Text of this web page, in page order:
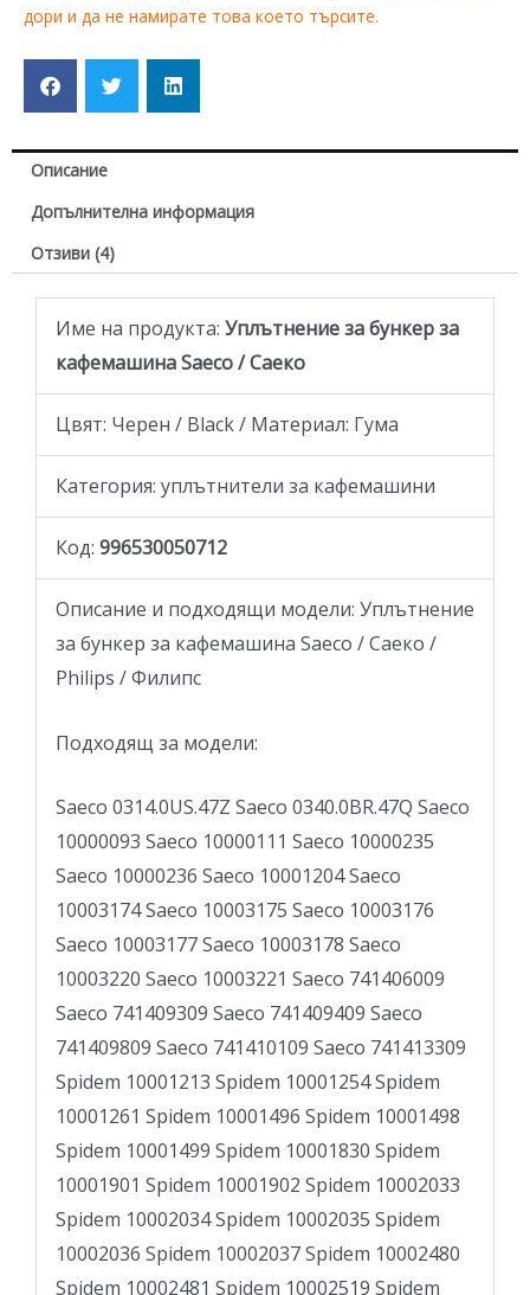
дори и да не намирате това което търсите.
Описание
Допълнителна информация
Отзиви (4)
Име на продукта: Уплътнение за бункер за
кафемашина Saeco / Саеко
Цвят: Черен / Black / Материал: Гума
Категория: уплътнители за кафемашини
Код: 996530050712
Описание и подходящи модели: Уплътнение
за бункер за кафемашина Saeco / Саеко /
Philips / Филипс
Подходящ за модели:
Saeco 0314.0US.47Z Saeco 0340.0BR.47Q Saeco
10000093 Saeco 10000111 Saeco 10000235
Saeco 10000236 Saeco 10001204 Saeco
10003174 Saeco 10003175 Saeco 10003176
Saeco 10003177 Saeco 10003178 Saeco
10003220 Saeco 10003221 Saeco 741406009
Saeco 741409309 Saeco 741409409 Saeco
741409809 Saeco 741410109 Saeco 741413309
Spidem 10001213 Spidem 10001254 Spidem
10001261 Spidem 10001496 Spidem 10001498
Spidem 10001499 Spidem 10001830 Spidem
10001901 Spidem 10001902 Spidem 10002033
Spidem 10002034 Spidem 10002035 Spidem
10002036 Spidem 10002037 Spidem 10002480
Spidem 10002481 Spidem 10002519 Spidem